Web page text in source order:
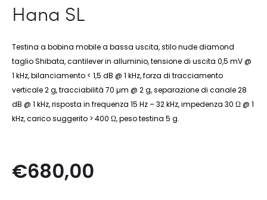
Hana SL
Testina a bobina mobile a bassa uscita, stilo nude diamond
taglio Shibata, cantilever in alluminio, tensione di uscita 0,5 mV @
1 kHz, bilanciamento < 1,5 dB @ 1 kHz, forza di tracciamento
verticale 2 g, tracciabilità 70 µm @ 2 g, separazione di canale 28
dB @ 1 kHz, risposta in frequenza 15 Hz – 32 kHz, impedenza 30 Ω @ 1
kHz, carico suggerito > 400 Ω, peso testina 5 g.
€680,00